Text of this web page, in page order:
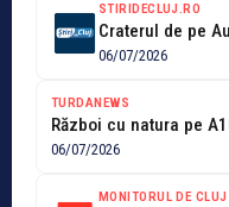
STIRIDECLUJ.RO
06/07/2026
TURDANEWS
06/07/2026
MONITORUL DE CLUJ